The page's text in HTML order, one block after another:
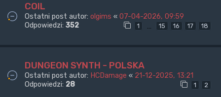
COIL
Ostatni post autor: olgims « 07-04-2026, 09:59
Odpowiedzi: 352 1 … 15 16 17 18
DUNGEON SYNTH - POLSKA
Ostatni post autor: HCDamage « 21-12-2025, 13:21
Odpowiedzi: 28 1 2